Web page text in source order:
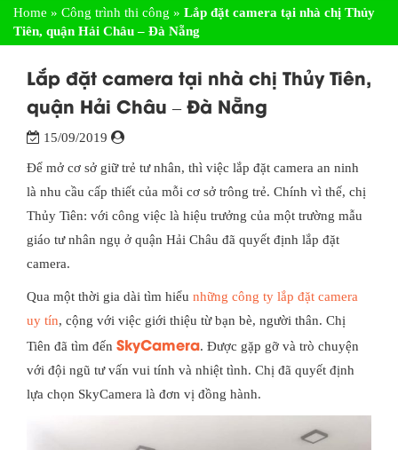
Home » Công trình thi công » Lắp đặt camera tại nhà chị Thủy
Tiên, quận Hải Châu – Đà Nẵng
Lắp đặt camera tại nhà chị Thủy Tiên,
quận Hải Châu – Đà Nẵng
15/09/2019
Để mở cơ sở giữ trẻ tư nhân, thì việc lắp đặt camera an ninh
là nhu cầu cấp thiết của mỗi cơ sở trông trẻ. Chính vì thế, chị
Thủy Tiên: với công việc là hiệu trưởng của một trường mẫu
giáo tư nhân ngụ ở quận Hải Châu đã quyết định lắp đặt
camera.
Qua một thời gia dài tìm hiểu những công ty lắp đặt camera
uy tín, cộng với việc giới thiệu từ bạn bè, người thân. Chị
Tiên đã tìm đến SkyCamera. Được gặp gỡ và trò chuyện
với đội ngũ tư vấn vui tính và nhiệt tình. Chị đã quyết định
lựa chọn SkyCamera là đơn vị đồng hành.